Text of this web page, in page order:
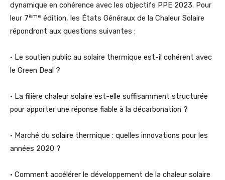
dynamique en cohérence avec les objectifs PPE 2023. Pour
leur 7ème édition, les États Généraux de la Chaleur Solaire
répondront aux questions suivantes :
• Le soutien public au solaire thermique est-il cohérent avec
le Green Deal ?
• La filière chaleur solaire est-elle suffisamment structurée
pour apporter une réponse fiable à la décarbonation ?
• Marché du solaire thermique : quelles innovations pour les
années 2020 ?
• Comment accélérer le développement de la chaleur solaire